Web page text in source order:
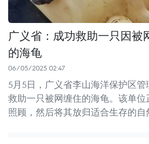
广义省：成功救助一只因被
的海龟
06/05/2025 02:47
5月5日，广义省李山海洋保护区
救助一只被网缠住的海龟。该单
照顾，然后将其放归适合生存的自